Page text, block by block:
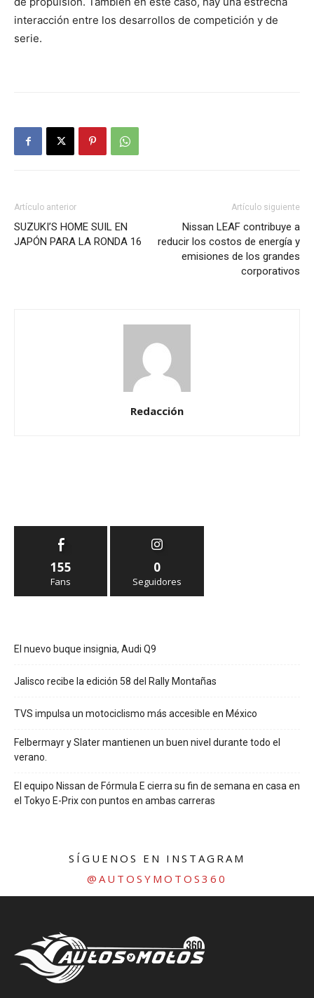
interacción entre los desarrollos de competición y de
serie.
Artículo anterior
SUZUKI’S HOME SUIL EN
JAPÓN PARA LA RONDA 16
Artículo siguiente
Nissan LEAF contribuye a
reducir los costos de energía y
emisiones de los grandes
corporativos
Redacción
155
Fans
0
Seguidores
El nuevo buque insignia, Audi Q9
Jalisco recibe la edición 58 del Rally Montañas
TVS impulsa un motociclismo más accesible en México
Felbermayr y Slater mantienen un buen nivel durante todo el
verano.
El equipo Nissan de Fórmula E cierra su fin de semana en casa en
el Tokyo E-Prix con puntos en ambas carreras
SÍGUENOS EN INSTAGRAM
@AUTOSYMOTOS360